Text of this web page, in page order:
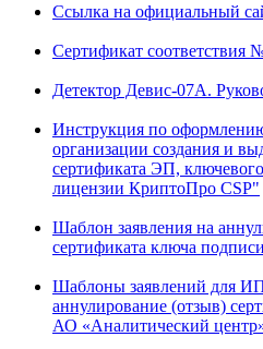
Ссылка на официальный
Сертификат соответствия
Детектор Девис-07А.
Инструкция по
организации создания и
сертификата ЭП,
лицензии КриптоПро CSP"
Шаблон заявления на
сертификата ключа
Шаблоны заявлений для
аннулирование (отзыв)
АО «Аналитический